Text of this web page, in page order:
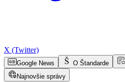
X (Twitter)
Google News O Štandarde
Najnovšie správy